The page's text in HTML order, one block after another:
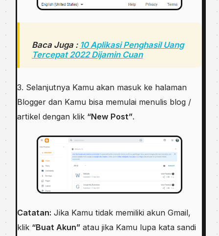
Baca Juga : 10 Aplikasi Penghasil Uang
Tercepat 2022 Dijamin Cuan
3. Selanjutnya Kamu akan masuk ke halaman
Blogger dan Kamu bisa memulai menulis blog /
artikel dengan klik “New Post”.
Catatan: Jika Kamu tidak memiliki akun Gmail,
klik “Buat Akun” atau jika Kamu lupa kata sandi